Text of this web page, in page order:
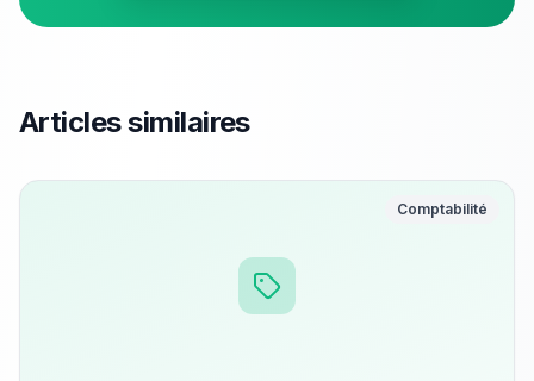
Articles similaires
Comptabilité